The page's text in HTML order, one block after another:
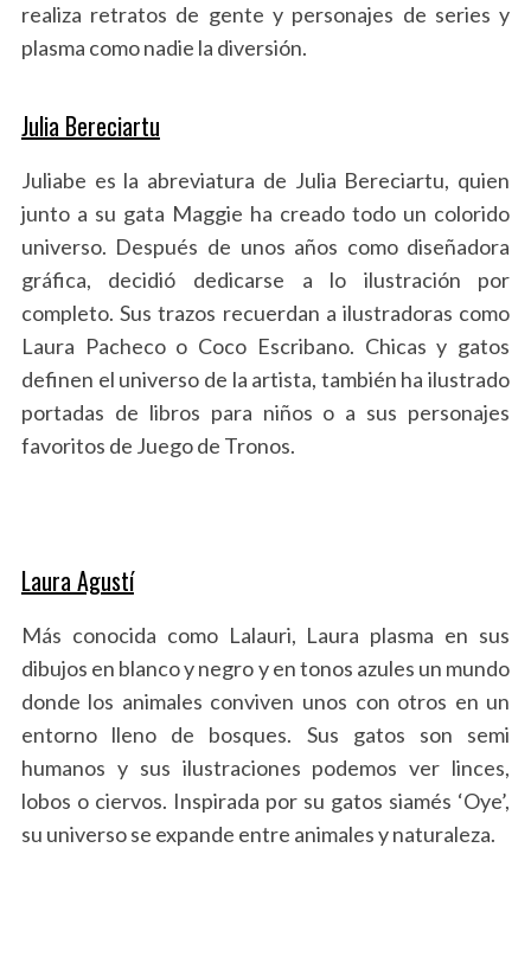
realiza retratos de gente y personajes de series y
plasma como nadie la diversión.
Julia Bereciartu
Juliabe es la abreviatura de Julia Bereciartu, quien
junto a su gata Maggie ha creado todo un colorido
universo. Después de unos años como diseñadora
gráfica, decidió dedicarse a lo ilustración por
completo. Sus trazos recuerdan a ilustradoras como
Laura Pacheco o Coco Escribano. Chicas y gatos
definen el universo de la artista, también ha ilustrado
portadas de libros para niños o a sus personajes
favoritos de Juego de Tronos.
Laura Agustí
Más conocida como Lalauri, Laura plasma en sus
dibujos en blanco y negro y en tonos azules un mundo
donde los animales conviven unos con otros en un
entorno lleno de bosques. Sus gatos son semi
humanos y sus ilustraciones podemos ver linces,
lobos o ciervos. Inspirada por su gatos siamés ‘Oye’,
su universo se expande entre animales y naturaleza.
e
a
r
f